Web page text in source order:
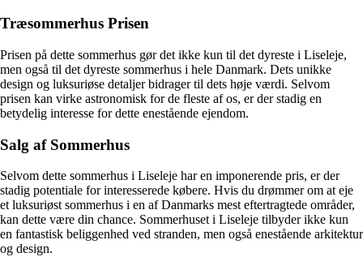
Træsommerhus Prisen
Prisen på dette sommerhus gør det ikke kun til det dyreste i Liseleje,
men også til det dyreste sommerhus i hele Danmark. Dets unikke
design og luksuriøse detaljer bidrager til dets høje værdi. Selvom
prisen kan virke astronomisk for de fleste af os, er der stadig en
betydelig interesse for dette enestående ejendom.
Salg af Sommerhus
Selvom dette sommerhus i Liseleje har en imponerende pris, er der
stadig potentiale for interesserede købere. Hvis du drømmer om at eje
et luksuriøst sommerhus i en af Danmarks mest eftertragtede områder,
kan dette være din chance. Sommerhuset i Liseleje tilbyder ikke kun
en fantastisk beliggenhed ved stranden, men også enestående arkitektur
og design.